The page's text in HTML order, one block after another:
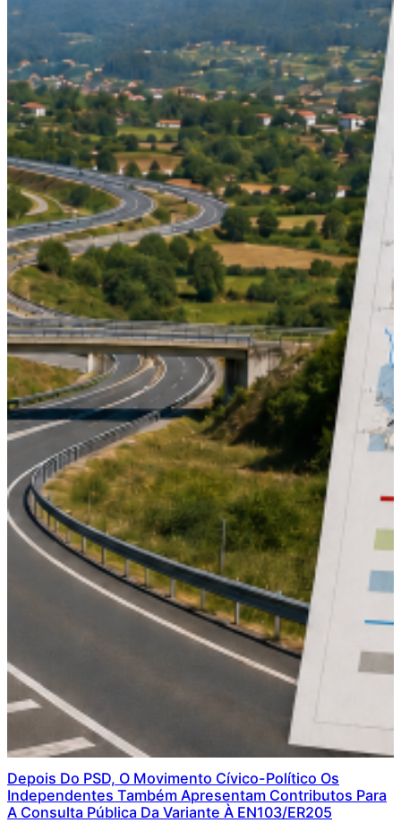
Depois Do PSD, O Movimento Cívico-Político Os
Independentes Também Apresentam Contributos Para
A Consulta Pública Da Variante À EN103/ER205